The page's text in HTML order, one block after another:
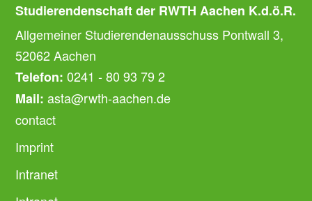
Studierendenschaft der RWTH Aachen K.d.ö.R.
Allgemeiner Studierendenausschuss Pontwall 3,
52062 Aachen
Telefon: 0241 - 80 93 79 2
Mail: asta@rwth-aachen.de
contact
Imprint
Intranet